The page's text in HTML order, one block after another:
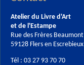
Atelier du Livre d'Art
et de l'Estampe
Rue des Frères Beaumont
59128 Flers en Escrebieux
Tél : 03 27 93 70 70